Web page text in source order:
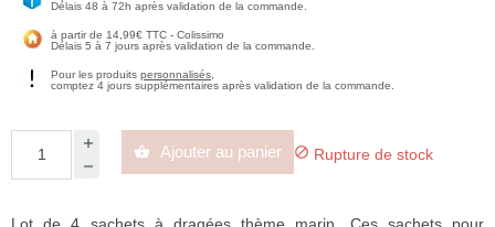
Délais 48 à 72h après validation de la commande.
à partir de 14,99€ TTC - Colissimo
Délais 5 à 7 jours après validation de la commande.
Pour les produits personnalisés
comptez 4 jours supplémentaires après validation de la commande.
 Ajouter au panier  Rupture de stock
Lot de 4 sachets à dragées thème marin. Ces sachets pour